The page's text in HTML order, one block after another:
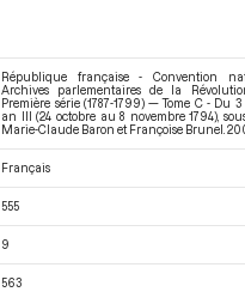
République française - Convention
Archives parlementaires de la
Première série (1787-1799) — Tome C - Du
an III (24 octobre au 8 novembre 1794) ,
Marie-Claude Baron et Françoise Brunel.
Français
555
9
563